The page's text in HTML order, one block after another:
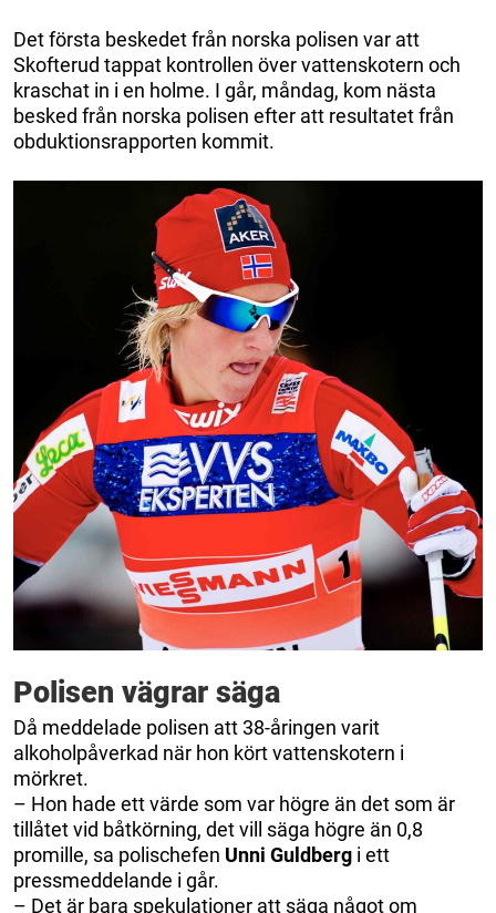
Det första beskedet från norska polisen var att
Skofterud tappat kontrollen över vattenskotern och
kraschat in i en holme. I går, måndag, kom nästa
besked från norska polisen efter att resultatet från
obduktionsrapporten kommit.
Polisen vägrar säga
Då meddelade polisen att 38-åringen varit
alkoholpåverkad när hon kört vattenskotern i
mörkret.
– Hon hade ett värde som var högre än det som är
tillåtet vid båtkörning, det vill säga högre än 0,8
promille, sa polischefen Unni Guldberg i ett
pressmeddelande i går.
– Det är bara spekulationer att säga något om